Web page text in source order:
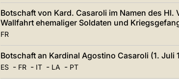
Botschaft von Kard. Casaroli im Namen des
Wallfahrt ehemaliger Soldaten und
FR
Botschaft an Kardinal Agostino Casaroli (1. Juli
ES- FR- IT- LA- PT